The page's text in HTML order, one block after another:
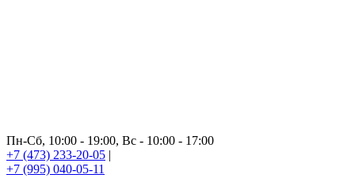
Пн-Сб, 10:00 - 19:00, Вс - 10:00 - 17:00
+7 (473) 233-20-05 |
+7 (995) 040-05-11